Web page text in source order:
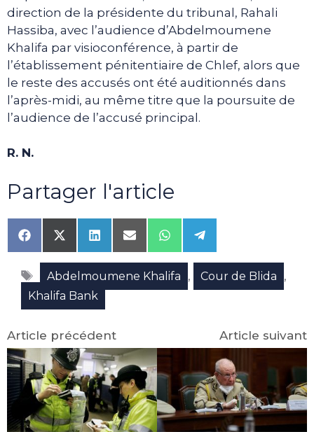
direction de la présidente du tribunal, Rahali
Hassiba, avec l’audience d’Abdelmoumene
Khalifa par visioconférence, à partir de
l’établissement pénitentiaire de Chlef, alors que
le reste des accusés ont été auditionnés dans
l’après-midi, au même titre que la poursuite de
l’audience de l’accusé principal.
R. N.
Partager l'article
Share
on
Facebook
Share
on
X
(Twitter)
Share
on
LinkedIn
Share
on
Email
Share
on
WhatsApp
Share
on
Telegram
Étiquettes
Abdelmoumene Khalifa , Cour de Blida ,
Khalifa Bank
Article précédent Article suivant